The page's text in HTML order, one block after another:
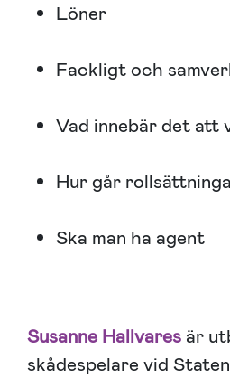
Löner
Fackligt och
Vad innebär det att
Hur går
Ska man ha agent
Susanne Hallvares är
skådespelare vid